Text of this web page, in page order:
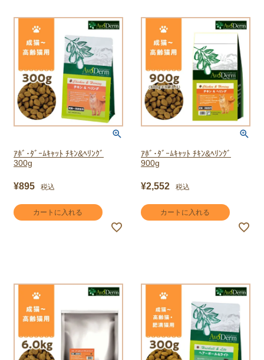
ｱﾎﾞ･ﾀﾞｰﾑｷｬｯﾄ ﾁｷﾝ&ﾍﾘﾝｸﾞ
300g
¥895 税込
カートに入れる
ｱﾎﾞ･ﾀﾞｰﾑｷｬｯﾄ ﾁｷﾝ&ﾍﾘﾝｸﾞ
900g
¥2,552 税込
カートに入れる